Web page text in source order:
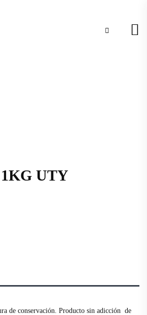
UTY
de conservación. Producto sin adicción de